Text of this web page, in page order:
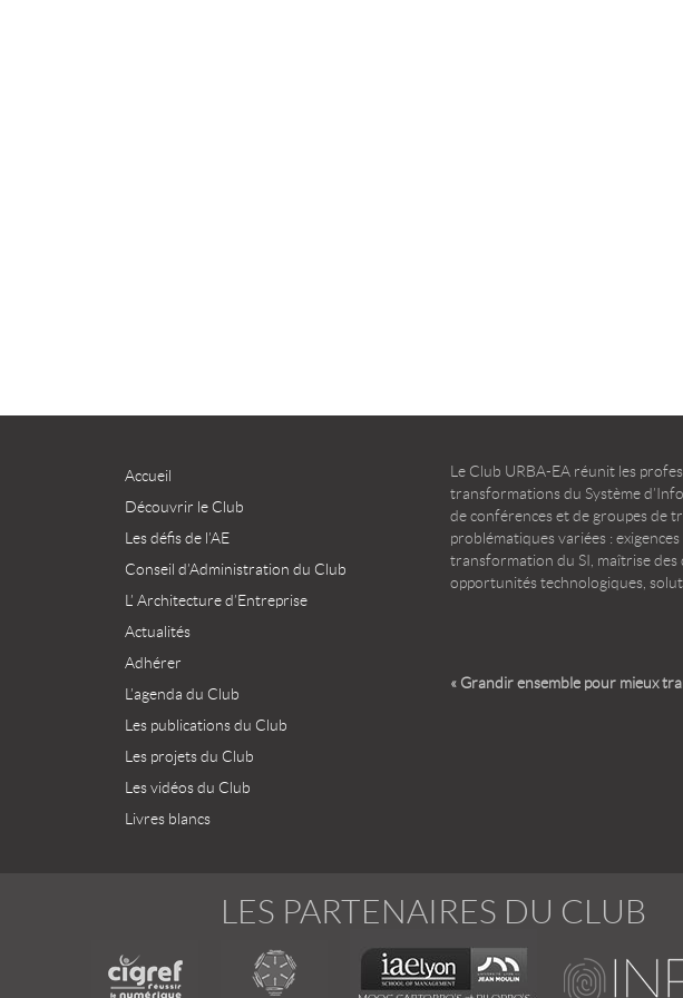
Accueil
Découvrir le Club
Les défis de l’AE
Conseil d’Administration du Club
L’ Architecture d’Entreprise
Actualités
Adhérer
L’agenda du Club
Les publications du Club
Les projets du Club
Les vidéos du Club
Livres blancs
Le Club URBA-EA réunit les
transformations du Système
de conférences et de groupes de
problématiques variées :
transformation du SI, maîtrise des
opportunités technologiques,
« Grandir ensemble pour mieux
LES PARTENAIRES DU CLUB